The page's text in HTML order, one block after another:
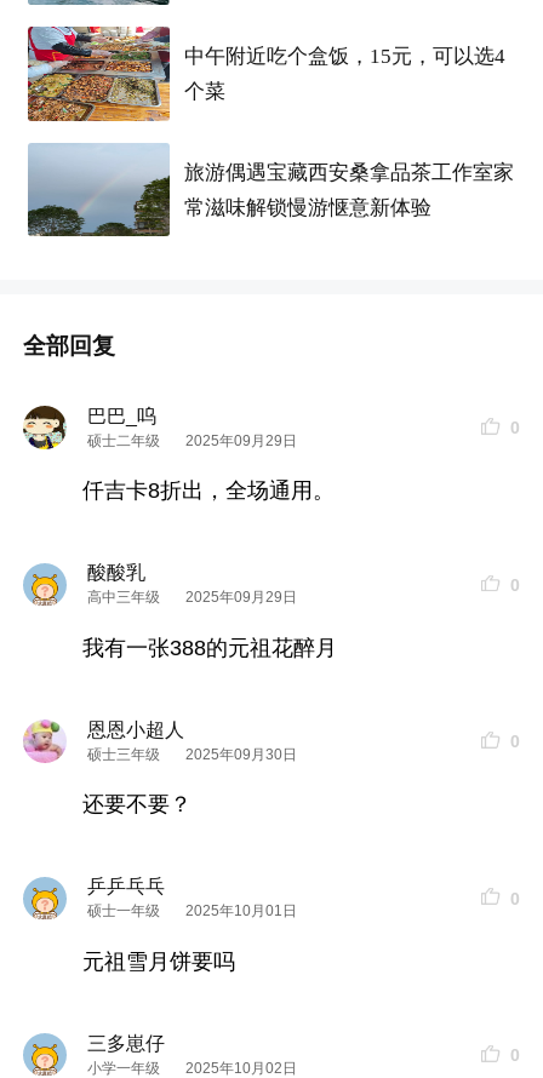
中午附近吃个盒饭，15元，可以选4
个菜
旅游偶遇宝藏西安桑拿品茶工作室家
常滋味解锁慢游惬意新体验
全部回复
巴巴_呜
硕士二年级 2025年09月29日
0
仟吉卡8折出，全场通用。
酸酸乳
高中三年级 2025年09月29日
0
我有一张388的元祖花醉月
恩恩小超人
硕士三年级 2025年09月30日
0
还要不要？
乒乒乓乓
硕士一年级 2025年10月01日
0
元祖雪月饼要吗
三多崽仔
小学一年级 2025年10月02日
0